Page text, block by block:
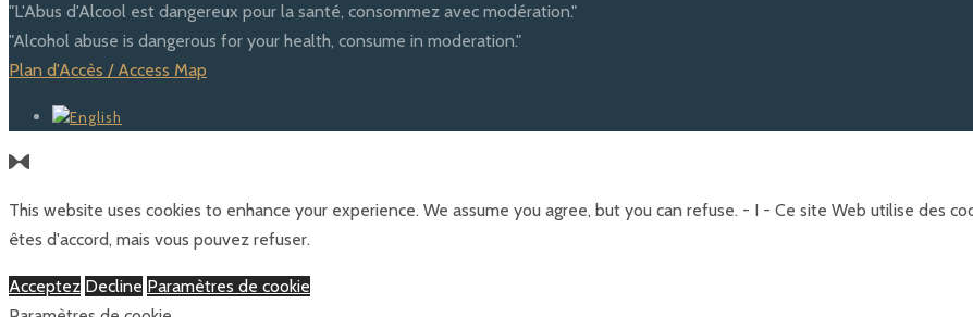
"L'Abus d'Alcool est dangereux pour la santé, consommez avec modération."
"Alcohol abuse is dangerous for your health, consume in moderation."
Plan d'Accès / Access Map
This website uses cookies to enhance your experience. We assume you agree, but you can refuse. - I - Ce site Web utilise des
êtes d'accord, mais vous pouvez refuser.
Acceptez Decline Paramètres de cookie